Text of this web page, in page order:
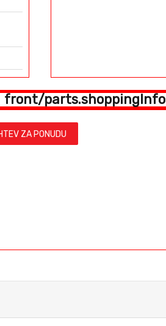
front/parts.shoppingInfo
ZA PONUDU